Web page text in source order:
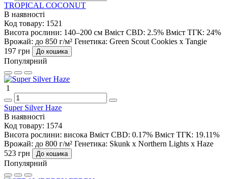
TROPICAL COCONUT
В наявності
Код товару: 1521
Висота рослини: 140–200 см Вміст CBD: 2.5% Вміст ТГК: 24%
Врожай: до 850 г/м² Генетика: Green Scout Cookies x Tangie
197 грн
До кошика
Популярний
1
Super Silver Haze
В наявності
Код товару: 1574
Висота рослини: висока Вміст CBD: 0.17% Вміст ТГК: 19.11%
Врожай: до 800 г/м² Генетика: Skunk x Northern Lights x Haze
523 грн
До кошика
Популярний